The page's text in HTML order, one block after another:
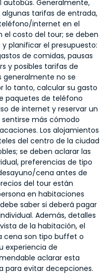
autobús. Generalmente,
tarifas de entrada,
internet en el
el costo del tour; se deben
planificar el presupuesto:
de comidas, pausas
y posibles tarifas de
generalmente no se
lo tanto, calcular su gasto
paquetes de teléfono
de internet y reservar un
más cómodo
Los alojamientos
del centro de la ciudad
se deben aclarar las
preferencias de tipo
cena antes de
del tour están
en habitaciones
saber si deberá pagar
Además, detalles
de la habitación, el
cena son tipo buffet o
experiencia de
aclarar esta
para evitar decepciones.